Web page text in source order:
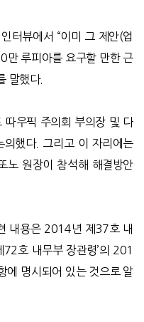
터뷰에서 “이미 그 제안(업
만 루피아를 요구할 만한 근
말했다.
따우픽 주의회 부의장 및 다
했다. 그리고 이 자리에는
노 원장이 참석해 해결방안
내용은 2014년 제37호 내
호 내무부 장관령’의 201
에 명시되어 있는 것으로 알